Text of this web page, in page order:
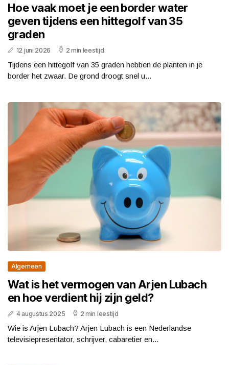
Hoe vaak moet je een border water
geven tijdens een hittegolf van 35
graden
12 juni 2026 2 min leestijd
Tijdens een hittegolf van 35 graden hebben de planten in je
border het zwaar. De grond droogt snel u...
Algemeen
Wat is het vermogen van Arjen Lubach
en hoe verdient hij zijn geld?
4 augustus 2025 2 min leestijd
Wie is Arjen Lubach? Arjen Lubach is een Nederlandse
televisiepresentator, schrijver, cabaretier en...